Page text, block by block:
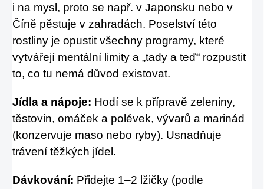
i na mysl, proto se např. v Japonsku nebo v
Číně pěstuje v zahradách. Poselství této
rostliny je opustit všechny programy, které
vytvářejí mentální limity a „tady a teď“ rozpustit
to, co tu nemá důvod existovat.
Jídla a nápoje: Hodí se k přípravě zeleniny,
těstovin, omáček a polévek, vývarů a marinád
(konzervuje maso nebo ryby). Usnadňuje
trávení těžkých jídel.
Dávkování: Přidejte 1–2 lžičky (podle